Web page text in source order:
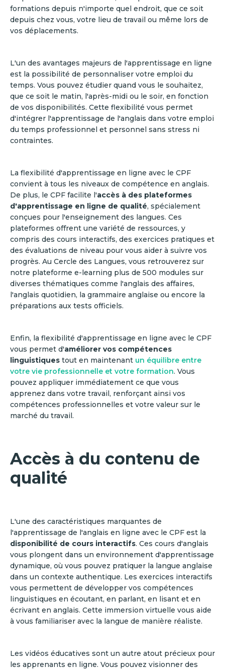
formations depuis n'importe quel endroit, que ce soit
depuis chez vous, votre lieu de travail ou même lors de
vos déplacements.
L'un des avantages majeurs de l'apprentissage en ligne
est la possibilité de personnaliser votre emploi du
temps. Vous pouvez étudier quand vous le souhaitez,
que ce soit le matin, l'après-midi ou le soir, en fonction
de vos disponibilités. Cette flexibilité vous permet
d'intégrer l'apprentissage de l'anglais dans votre emploi
du temps professionnel et personnel sans stress ni
contraintes.
La flexibilité d'apprentissage en ligne avec le CPF
convient à tous les niveaux de compétence en anglais.
De plus, le CPF facilite l'accès à des plateformes
d'apprentissage en ligne de qualité, spécialement
conçues pour l'enseignement des langues. Ces
plateformes offrent une variété de ressources, y
compris des cours interactifs, des exercices pratiques et
des évaluations de niveau pour vous aider à suivre vos
progrès. Au Cercle des Langues, vous retrouverez sur
notre plateforme e-learning plus de 500 modules sur
diverses thématiques comme l'anglais des affaires,
l'anglais quotidien, la grammaire anglaise ou encore la
préparations aux tests officiels.
Enfin, la flexibilité d'apprentissage en ligne avec le CPF
vous permet d'améliorer vos compétences
linguistiques tout en maintenant un équilibre entre
votre vie professionnelle et votre formation. Vous
pouvez appliquer immédiatement ce que vous
apprenez dans votre travail, renforçant ainsi vos
compétences professionnelles et votre valeur sur le
marché du travail.
Accès à du contenu de
qualité
L'une des caractéristiques marquantes de
l'apprentissage de l'anglais en ligne avec le CPF est la
disponibilité de cours interactifs. Ces cours d'anglais
vous plongent dans un environnement d'apprentissage
dynamique, où vous pouvez pratiquer la langue anglaise
dans un contexte authentique. Les exercices interactifs
vous permettent de développer vos compétences
linguistiques en écoutant, en parlant, en lisant et en
écrivant en anglais. Cette immersion virtuelle vous aide
à vous familiariser avec la langue de manière réaliste.
Les vidéos éducatives sont un autre atout précieux pour
les apprenants en ligne. Vous pouvez visionner des